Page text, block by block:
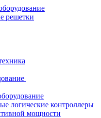
решетки
логические контроллеры
мощности